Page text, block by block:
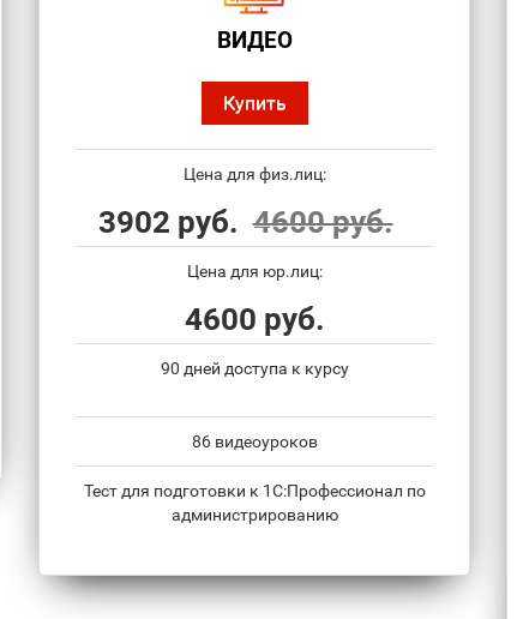
ВИДЕО
Купить
Цена для физ.лиц:
3902 руб. 4600 руб.
Цена для юр.лиц:
4600 руб.
90 дней доступа к курсу
86 видеоуроков
Тест для подготовки к 1С:Профессионал по
администрированию